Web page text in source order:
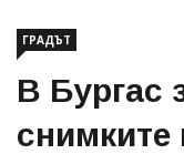
ГРАДЪТ
В Бургас